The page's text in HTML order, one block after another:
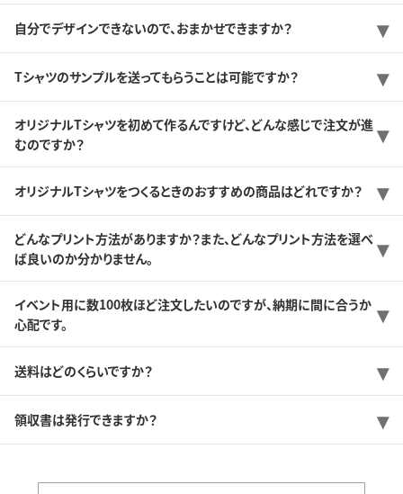
自分でデザインできないので、おまかせできますか？
Tシャツのサンプルを送ってもらうことは可能ですか？
オリジナルTシャツを初めて作るんですけど、どんな感じで注文が進
むのですか？
オリジナルTシャツをつくるときのおすすめの商品はどれですか？
どんなプリント方法がありますか？また、どんなプリント方法を選べ
ば良いのか分かりません。
イベント用に数100枚ほど注文したいのですが、納期に間に合うか
心配です。
送料はどのくらいですか？
領収書は発行できますか？